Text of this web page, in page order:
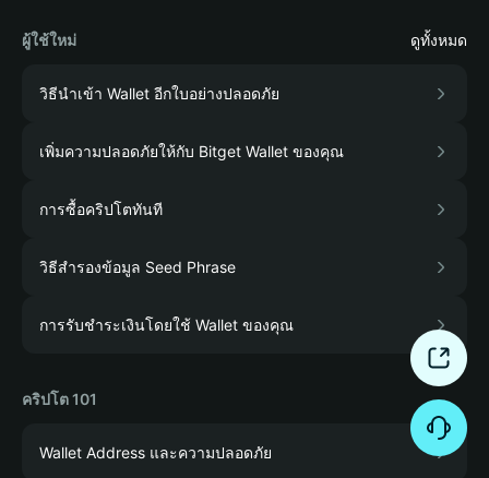
ผู้ใช้ใหม่ ดูทั้งหมด
วิธีนำเข้า Wallet อีกใบอย่างปลอดภัย
เพิ่มความปลอดภัยให้กับ Bitget Wallet ของคุณ
การซื้อคริปโตทันที
วิธีสำรองข้อมูล Seed Phrase
การรับชำระเงินโดยใช้ Wallet ของคุณ
คริปโต 101
Wallet Address และความปลอดภัย